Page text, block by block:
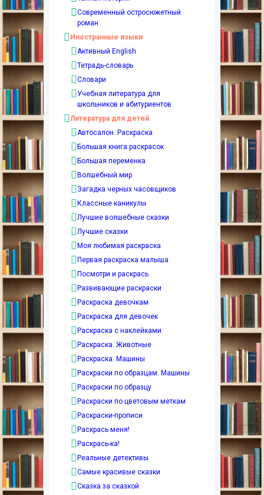
Современный остросюжетный
роман
Иностранные языки
Активный English
Тетрадь-словарь
Словари
Учебная литература для
школьников и абитуриентов
Литература для детей
Автосалон. Раскраска
Большая книга раскрасок
Большая переменка
Волшебный мир
Загадка черных часовщиков
Классные каникулы
Лучшие волшебные сказки
Лучшие сказки
Моя любимая раскраска
Первая раскраска малыша
Посмотри и раскрась
Развивающие раскраски
Раскраска девочкам
Раскраска для девочек
Раскраска с наклейками
Раскраска. Животные
Раскраска. Машины
Раскраски по образцам. Машины
Раскраски по образцу
Раскраски по цветовым меткам
Раскраски-прописи
Раскрась меня!
Раскрась-ка!
Реальные детективы
Самые красивые сказки
Сказка за сказкой